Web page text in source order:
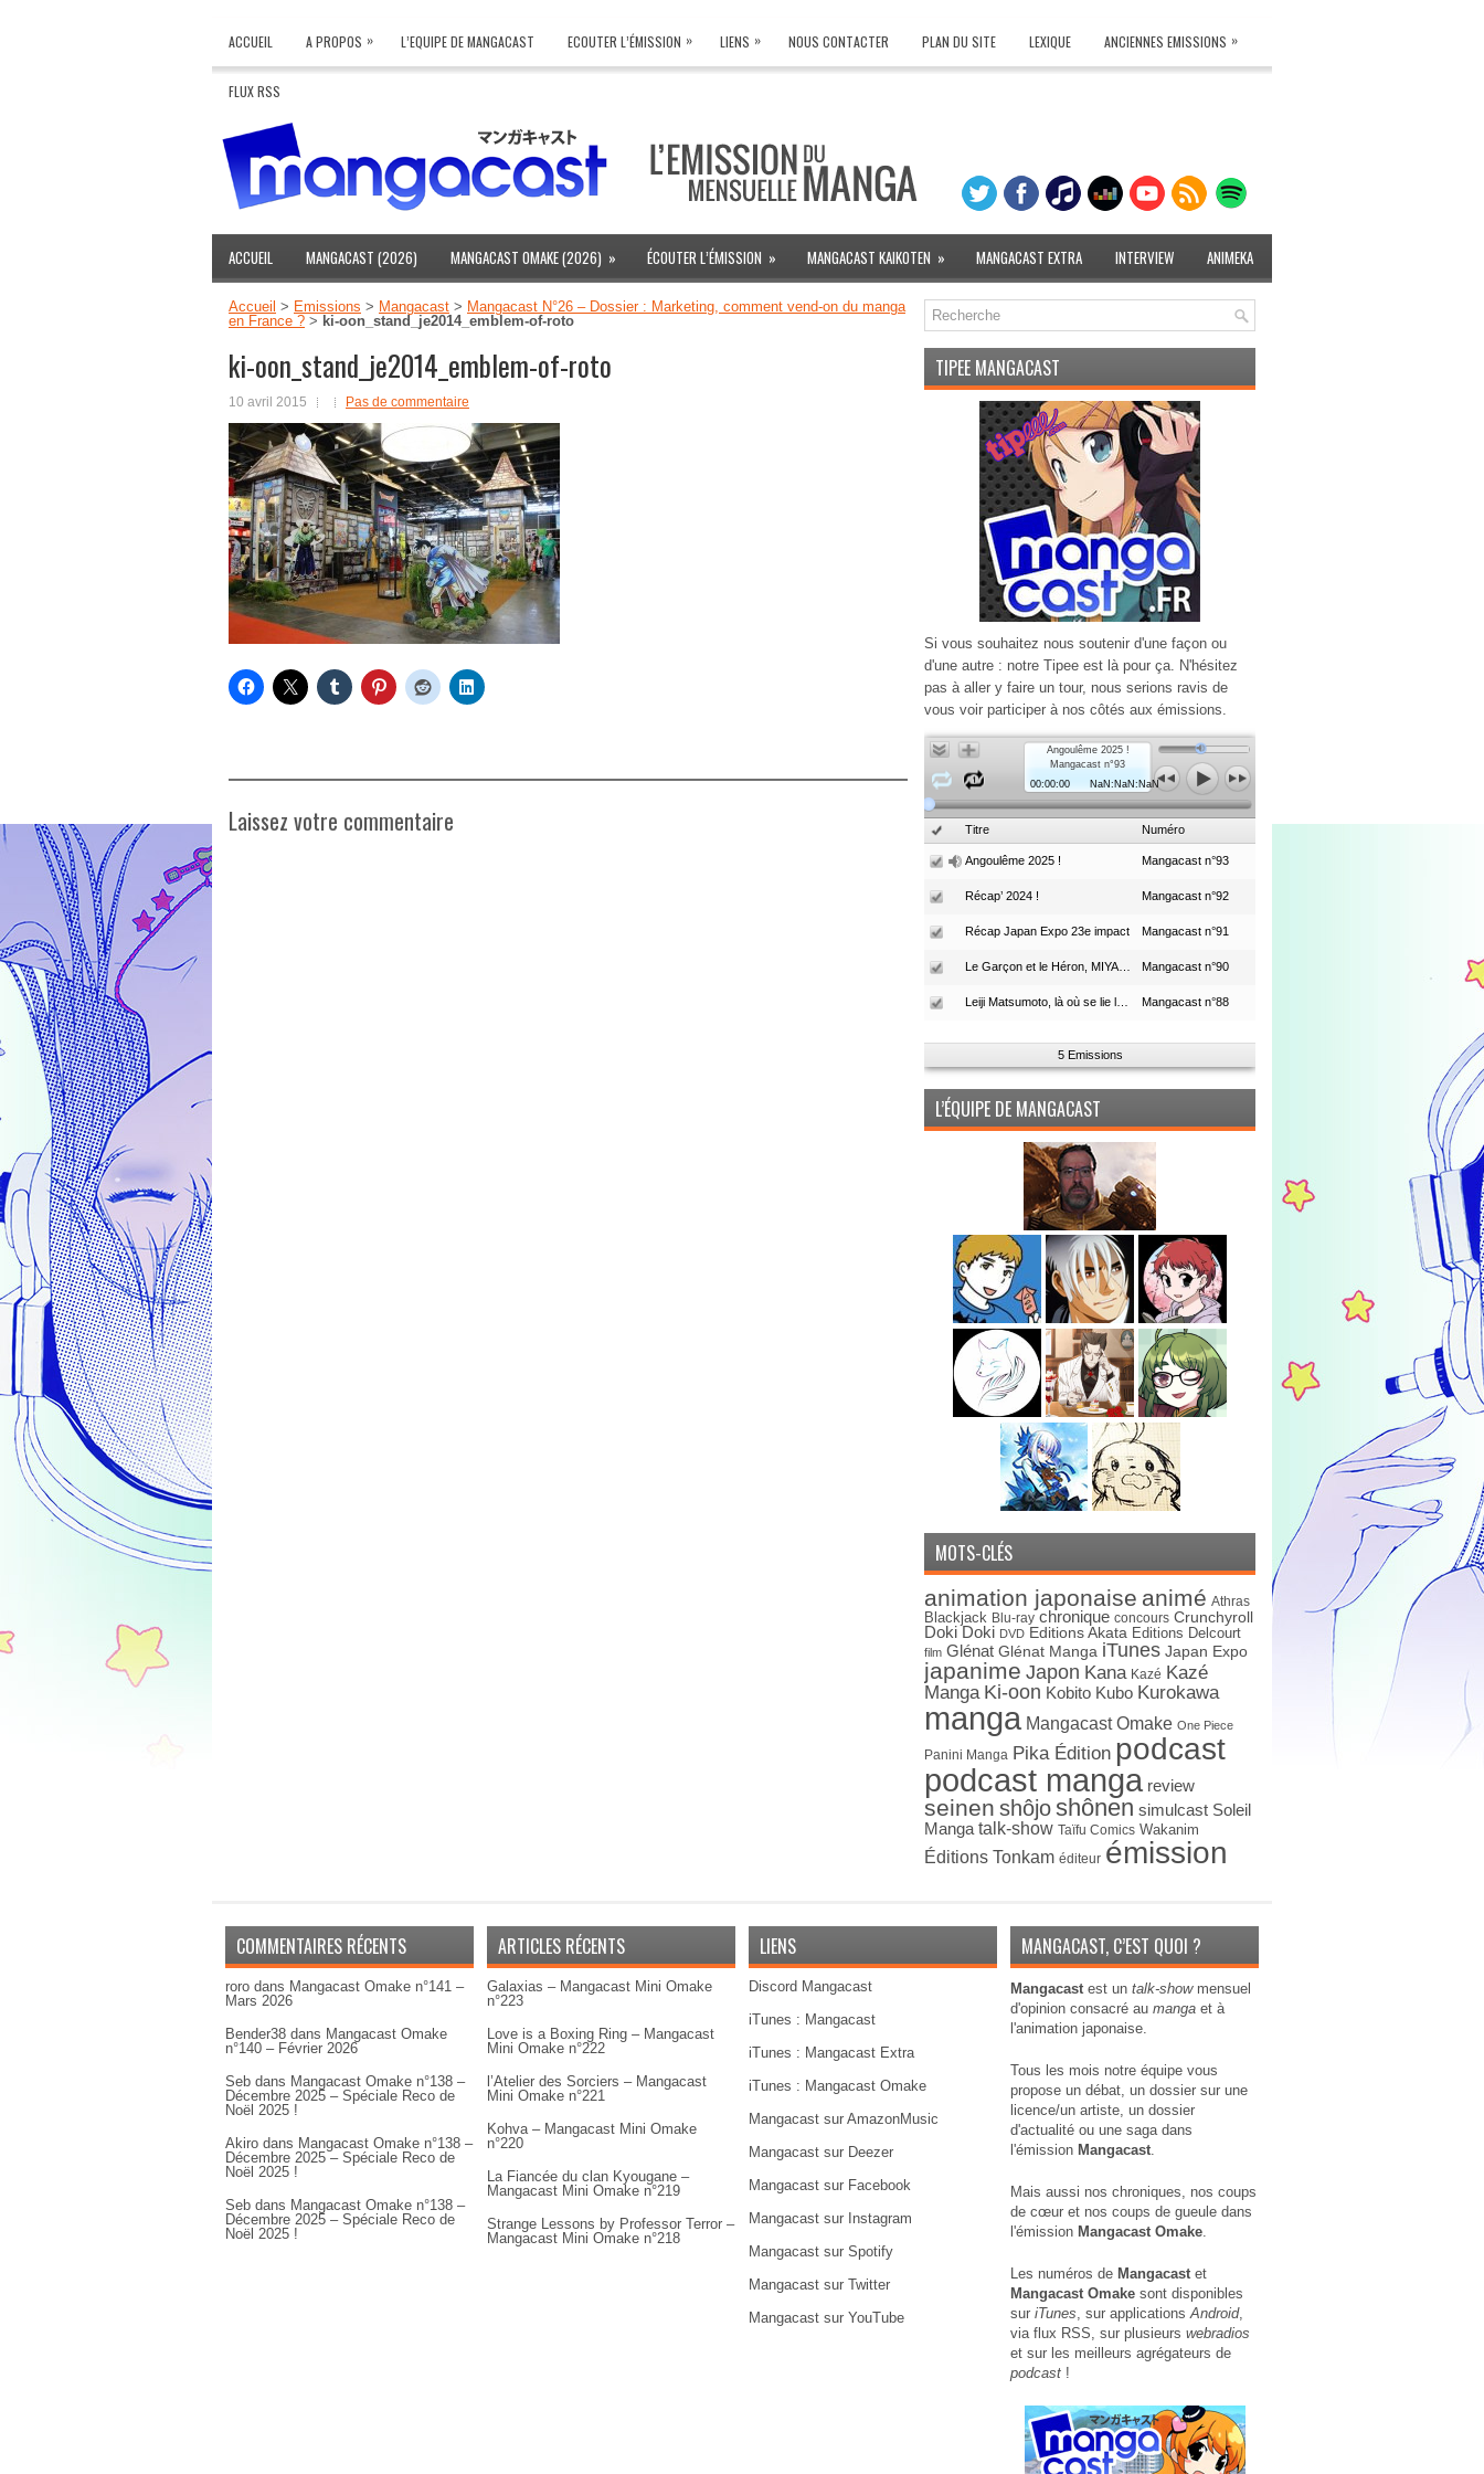
ACCUEIL A PROPOS » L’EQUIPE DE MANGACAST ECOUTER L’ÉMISSION » LIENS » NOUS CONTACTER PLAN DU SITE LEXIQUE ANCIENNES EMISSIONS »
FLUX RSS
ACCUEIL MANGACAST (2026) MANGACAST OMAKE (2026) » ÉCOUTER L’ÉMISSION » MANGACAST KAIKOTEN » MANGACAST EXTRA INTERVIEW ANIMEKA
Accueil > Emissions > Mangacast > Mangacast N°26 – Dossier : Marketing, comment vend-on du manga
en France ? > ki-oon_stand_je2014_emblem-of-roto
ki-oon_stand_je2014_emblem-of-roto
10 avril 2015 Pas de commentaire
Laissez votre commentaire
TIPEE MANGACAST
Si vous souhaitez nous soutenir d'une façon ou
d'une autre : notre Tipee est là pour ça. N'hésitez
pas à aller y faire un tour, nous serions ravis de
vous voir participer à nos côtés aux émissions.
Angoulême 2025 !
Mangacast n°93
00:00:00
NaN:NaN:NaN
Titre Numéro
Angoulême 2025 ! Mangacast n°93
Récap’ 2024 ! Mangacast n°92
Récap Japan Expo 23e impact Mangacast n°91
Mangacast n°90
Mangacast n°88
5 Emissions
L’ÉQUIPE DE MANGACAST
MOTS-CLÉS
animation japonaise animé Athras
Blackjack Blu-ray chronique concours Crunchyroll
Doki Doki DVD Editions Akata Editions Delcourt
film Glénat Glénat Manga iTunes Japan Expo
japanime Japon Kana Kazé Kazé
Manga Ki-oon Kobito Kubo Kurokawa
manga Mangacast Omake One Piece
Panini Manga Pika Édition podcast
podcast manga review
seinen shôjoshônen simulcast Soleil
Manga talk-show Taïfu Comics Wakanim
Éditions Tonkam éditeur émission
COMMENTAIRES RÉCENTS
roro dans Mangacast Omake n°141 –
Mars 2026
Bender38 dans Mangacast Omake
n°140 – Février 2026
Seb dans Mangacast Omake n°138 –
Décembre 2025 – Spéciale Reco de
Noël 2025 !
Akiro dans Mangacast Omake n°138 –
Décembre 2025 – Spéciale Reco de
Noël 2025 !
Seb dans Mangacast Omake n°138 –
Décembre 2025 – Spéciale Reco de
Noël 2025 !
ARTICLES RÉCENTS
Galaxias – Mangacast Mini Omake
n°223
Love is a Boxing Ring – Mangacast
Mini Omake n°222
l’Atelier des Sorciers – Mangacast
Mini Omake n°221
Kohva – Mangacast Mini Omake
n°220
La Fiancée du clan Kyougane –
Mangacast Mini Omake n°219
Strange Lessons by Professor Terror –
Mangacast Mini Omake n°218
LIENS
Discord Mangacast
iTunes : Mangacast
iTunes : Mangacast Extra
iTunes : Mangacast Omake
Mangacast sur AmazonMusic
Mangacast sur Deezer
Mangacast sur Facebook
Mangacast sur Instagram
Mangacast sur Spotify
Mangacast sur Twitter
Mangacast sur YouTube
MANGACAST, C’EST QUOI ?
Mangacastest un talk-showmensuel
d'opinion consacré au manga et à
l'animation japonaise.
Tous les mois notre équipe vous
propose un débat, un dossier sur une
licence/un artiste, un dossier
d'actualité ou une saga dans
l'émission Mangacast.
Mais aussi nos chroniques, nos coups
de cœur et nos coups de gueule dans
l'émission Mangacast Omake.
Les numéros de Mangacastet
Mangacast Omake sont disponibles
sur iTunes, sur applicationsAndroid,
via flux RSS, sur plusieurs webradios
et sur les meilleurs agrégateurs de
podcast !